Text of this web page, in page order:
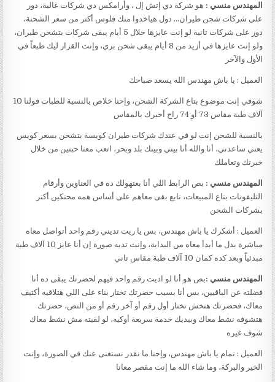
المهندس منسي : هو شركة دي إتش إل ، وأرامكس دي شركات غالية، دور
على شركات شحن طيران… دول هياخدوا منك فلوس أكتر من سعر الشحنة،
دور على شركات تانية لو إنت عايزها خلال 5 أيام يبقى شركات بتشحن طيران،
ولو إنت عايزها في أزيد من 8 أيام يبقى شحن بري، وإنت القرار ليك طبعاً في
الأول والآخر
العميل : يا باش مهندس الله يسعد صباحك
شوفي إنت موضوع بتاع الشركة الشحن، وإحنا خلاص بالنسبة للطبات قولنا 10
آلاف طبة مقاس 73 أو 74 راح أخبرك بالمقاس
بالنسبة للشحن إنت لو في عندك شركات طيران كويسة بتشحن بسعر كويس
يعني ساعدني، أنا والله أنا بيني وبينك بلد وبحر، اتعب معنا حبتين من خلال
خبرتك وتعاملك
المهندس منسي : بص الرابط اللي أنا بعتهولك ده في العناوين وأرقام
التليفونات بتاع المبيعات، تابع بقى معاهم على أساس همه محتكين أكتر
بشركات الشحن
العميل : أشكرك يا باش مهندس، بس يا ريت تديني رقم واحد أتواصل معاه
مباشرة بدل ما أبدأ معاه من البداية، وإنت تديه صورة إن أنا عايز 10 آلاف طبة
مبدئياً وبعد كده كمان 10 آلاف طبة مقاس تاني
المهندس منسي :بص هو أنا لو اديت رقم واحد فيهم لحضرتك يبقى ده أنا
فضلته عن الباقيين، بس أنا بسيب حضرتك تختار بناء على اللي هتلاقيه أكتيف
معاك، فحضرتك هتخش تختار أول رقم أو آخر رقم أو من النص، حضرتك
هتشوفه نشط معاك وبيديك خدمة سريعة أوكيه، لو لقيته مش نشط معاك
شوف غيره
العميل : تمام يا باش مهندس، وإحنا ما نقدر نستغنى عنك في الصورة، وإنت
الخير والبركة، وما شاء الله ما إنت مقصر معانا